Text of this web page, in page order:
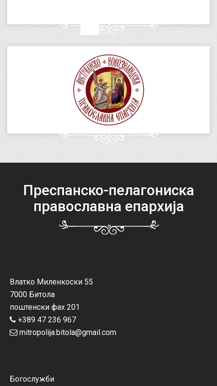
Преспанско-пелагониска
православна епархија
Влатко Миленкоски 55
7000 Битола
поштенски фах 201
+389 47 236 967
mitropolija.bitola@gmail.com
Богослужби